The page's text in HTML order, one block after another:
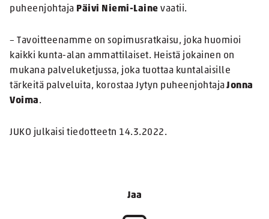
puheenjohtaja Päivi Niemi-Laine vaatii.
– Tavoitteenamme on sopimusratkaisu, joka huomioi
kaikki kunta-alan ammattilaiset. Heistä jokainen on
mukana palveluketjussa, joka tuottaa kuntalaisille
tärkeitä palveluita, korostaa Jytyn puheenjohtajaJonna
Voima.
JUKO julkaisi tiedotteetn 14.3.2022.
Jaa